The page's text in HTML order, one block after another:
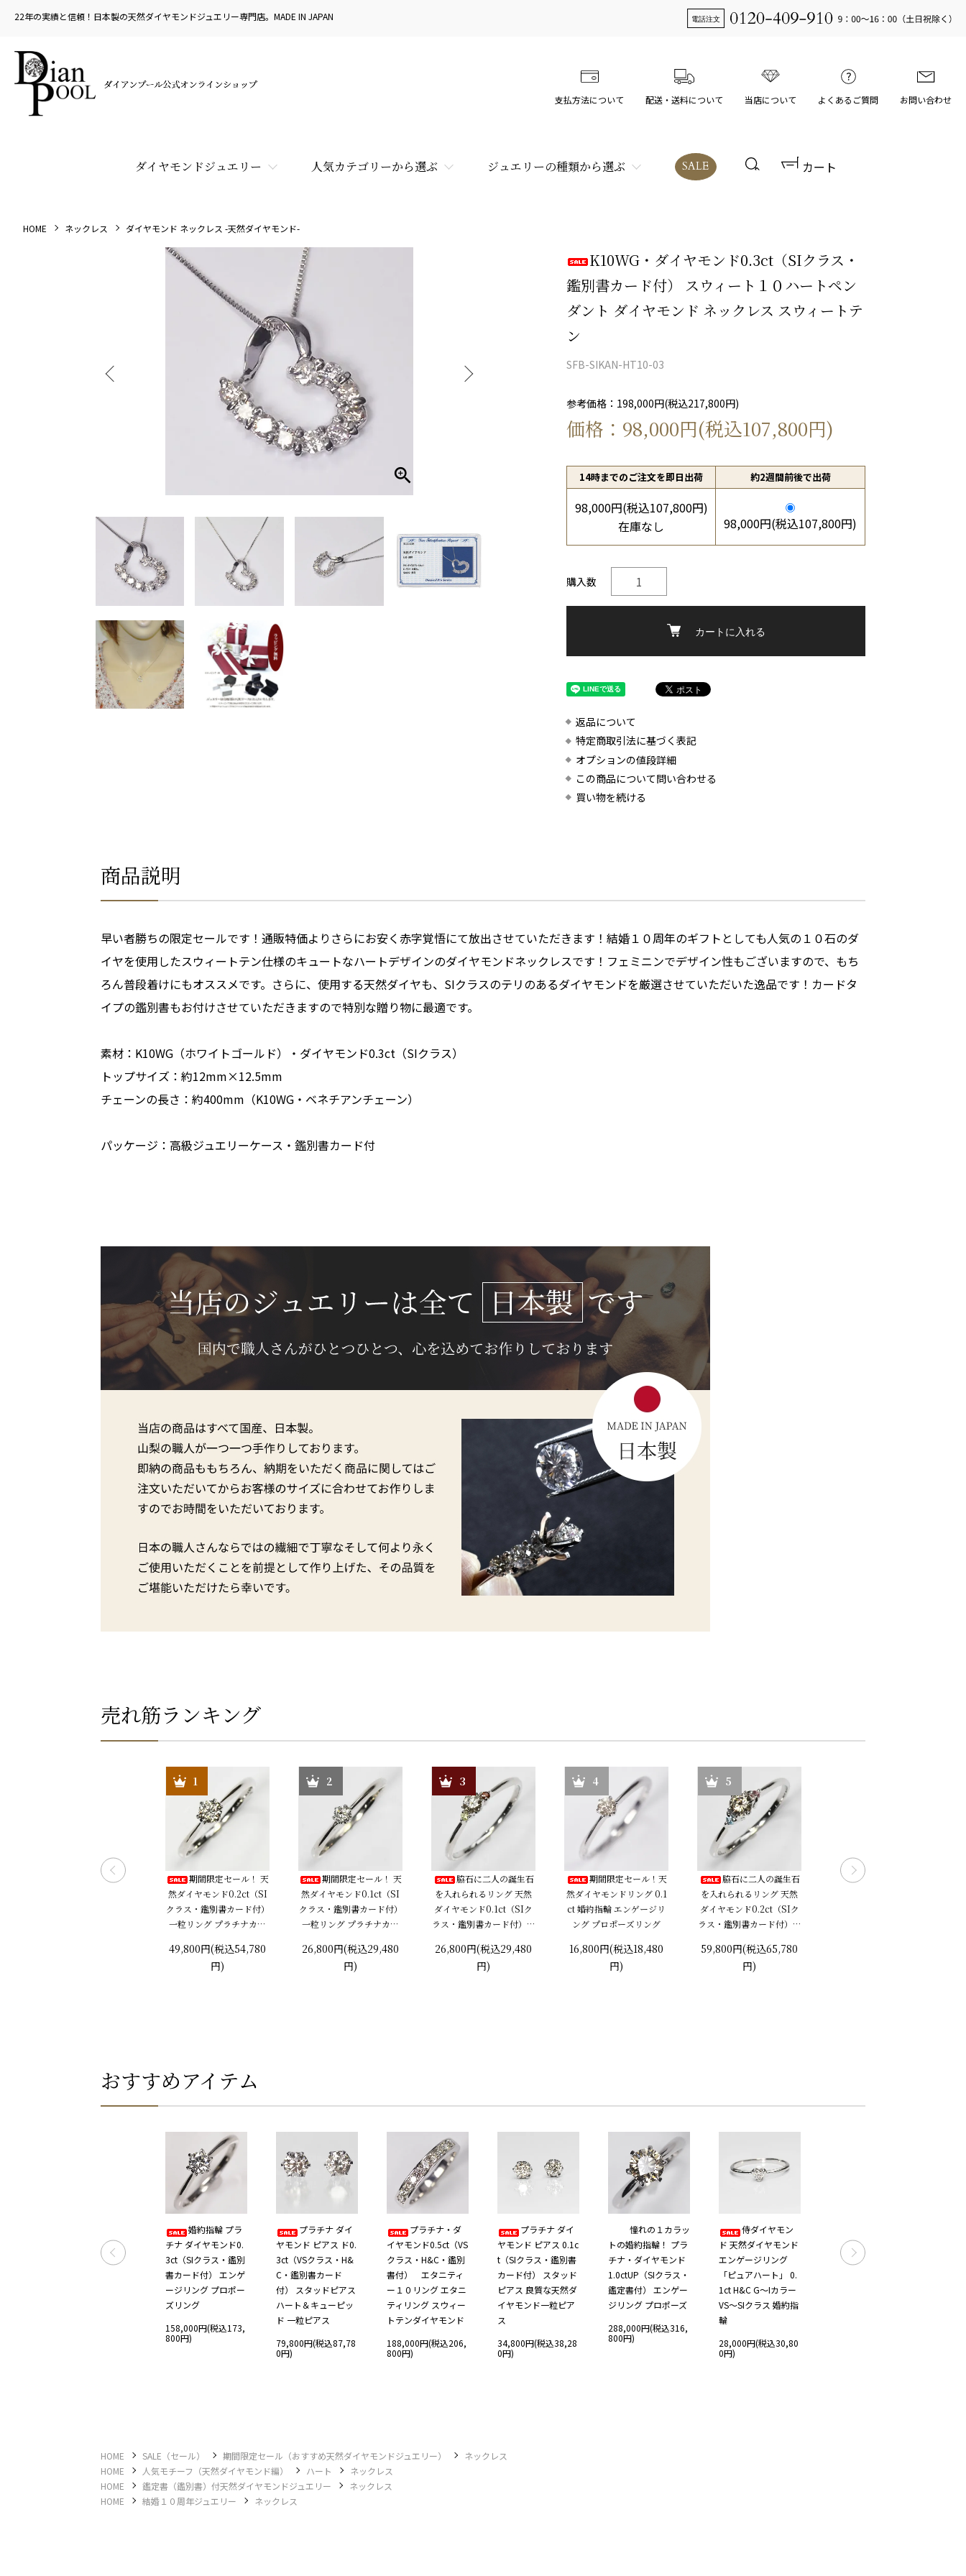
22年の実績と信頼！日本製の天然ダイヤモンドジュエリー専門店。MADE IN JAPAN
支払方法について 配送・送料について 当店について よくあるご質問 お問い合わせ
ダイヤモンドジュエリー 人気カテゴリーから選ぶ ジュエリーの種類から選ぶ SALE カート
HOME ネックレス ダイヤモンド ネックレス -天然ダイヤモンド-
K10WG・ダイヤモンド0.3ct（SIクラス・
鑑別書カード付） スウィート１０ハートペン
ダント ダイヤモンド ネックレス スウィートテ
ン
SFB-SIKAN-HT10-03
参考価格：198,000円(税込217,800円)
価格：98,000円(税込107,800円)
14時までのご注文を即日出荷 約2週間前後で出荷
98,000円(税込107,800円)
在庫なし
98,000円(税込107,800円)
購入数
カートに入れる
返品について
特定商取引法に基づく表記
オプションの値段詳細
この商品について問い合わせる
買い物を続ける
商品説明
早い者勝ちの限定セールです！通販特価よりさらにお安く赤字覚悟にて放出させていただきます！結婚１０周年のギフトとしても人気の１０石のダ
イヤを使用したスウィートテン仕様のキュートなハートデザインのダイヤモンドネックレスです！フェミニンでデザイン性もございますので、もち
ろん普段着けにもオススメです。さらに、使用する天然ダイヤも、SIクラスのテリのあるダイヤモンドを厳選させていただいた逸品です！カードタ
イプの鑑別書もお付けさせていただきますので特別な贈り物に最適です。
素材：K10WG（ホワイトゴールド）・ダイヤモンド0.3ct（SIクラス）
トップサイズ：約12mm×12.5mm
チェーンの長さ：約400mm（K10WG・ベネチアンチェーン）
パッケージ：高級ジュエリーケース・鑑別書カード付
売れ筋ランキング
K18＆K18WG・ダイヤモ
1
期間限定セール！ 天
然ダイヤモンド0.2ct（SI
クラス・鑑別書カード付）
一粒リング プラチナカラ
ング
49,800円(税込54,780
円)
2
期間限定セール！ 天
然ダイヤモンド0.1ct（SI
クラス・鑑別書カード付）
一粒リング プラチナカラ
ング
26,800円(税込29,480
円)
3
脇石に二人の誕生石
を入れられるリング 天然
ダイヤモンド0.1ct（SIク
ラス・鑑別書カード付）＋
ジ3ストーンリング プラチ
ナカラー 婚約指輪 プロポ
26,800円(税込29,480
円)
4
期間限定セール！天
然ダイヤモンドリング 0.1
ct 婚約指輪 エンゲージリ
ング プロポーズリング
16,800円(税込18,480
円)
5
脇石に二人の誕生石
を入れられるリング 天然
ダイヤモンド0.2ct（SIク
ラス・鑑別書カード付）＋
ジ3ストーンリング プラチ
ナカラー 婚約指輪 プロポ
59,800円(税込65,780
円)
数量限定 憧れの１カ
おすすめアイテム
PG トリニティー ト
リプルカラーフープ
婚約指輪 プラ
チナ ダイヤモンド0.
3ct（SIクラス・鑑別
書カード付） エンゲ
ージリング プロポー
ズリング
158,000円(税込173,
800円)
プラチナ ダイ
ヤモンド ピアス ド0.
3ct（VSクラス・H&
C・鑑別書カード
付） スタッドピアス
ハート＆キューピッ
ド 一粒ピアス
79,800円(税込87,78
0円)
プラチナ・ダ
イヤモンド0.5ct（VS
クラス・H&C・鑑別
書付） エタニティ
ー１０リング エタニ
ティリング スウィー
トテンダイヤモンド
188,000円(税込206,
800円)
プラチナ ダイ
ヤモンド ピアス 0.1c
t（SIクラス・鑑別書
カード付） スタッド
ピアス 良質な天然ダ
イヤモンド一粒ピア
ス
34,800円(税込38,28
0円)
憧れの１カラッ
トの婚約指輪！ プラ
チナ・ダイヤモンド
1.0ctUP（SIクラス・
鑑定書付） エンゲー
ジリング プロポーズ
288,000円(税込316,
800円)
侍ダイヤモン
ド 天然ダイヤモンド
エンゲージリング
「ピュアハート」 0.
1ct H&C G～Iカラー
VS～SIクラス 婚約指
輪
28,000円(税込30,80
0円)
モンド0.1ct（SIクラ
ス・鑑別書カード
HOME SALE（セール） 期間限定セール（おすすめ天然ダイヤモンドジュエリー）
ネックレス
HOME
人気モチーフ（天然ダイヤモンド編） ハート
ネックレス
HOME
鑑定書（鑑別書）付天然ダイヤモンドジュエリー
ネックレス
HOME
結婚１０周年ジュエリー ネックレス